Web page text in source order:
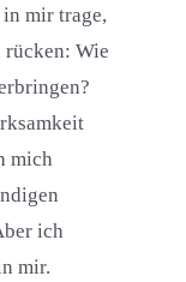
mir trage,
rücken: Wie
mich
ich
mir.